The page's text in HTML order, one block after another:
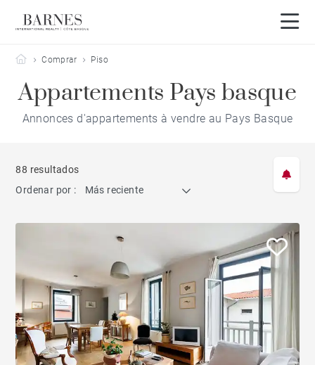
Barnes Côte Basque
Comprar Piso
Appartements Pays basque
Annonces d'appartements à vendre au Pays Basque
88 resultados
Ordenar por :
Más reciente